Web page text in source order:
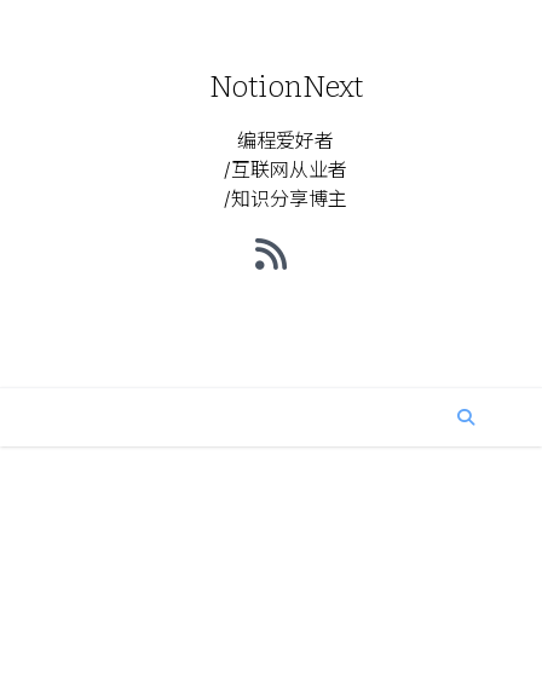
NotionNext
编程爱好者
/互联网从业者
/知识分享博主